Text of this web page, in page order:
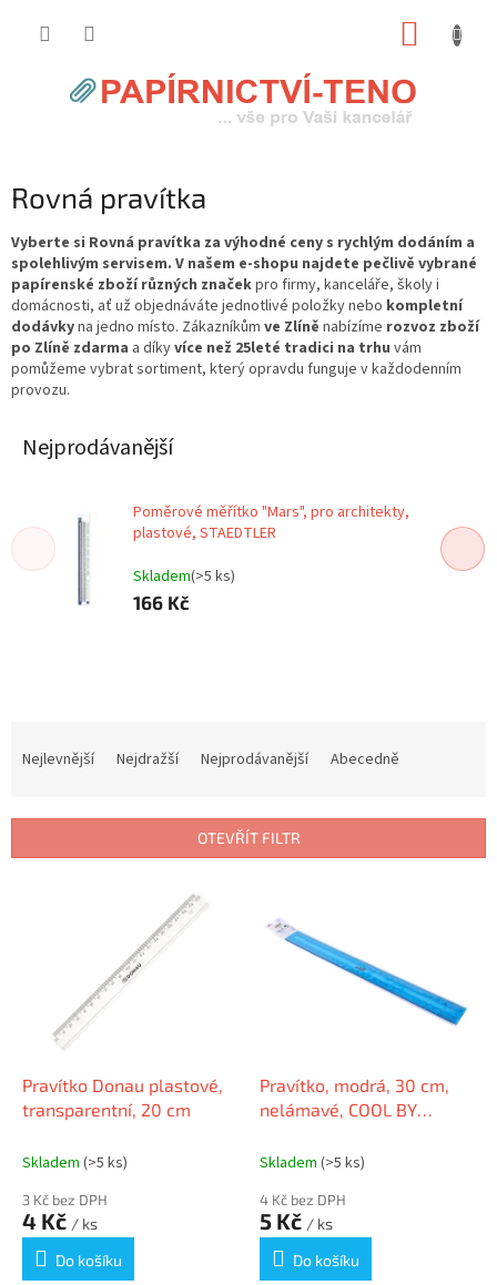
Rovná pravítka
Vyberte si Rovná pravítka za výhodné ceny s rychlým dodáním a
spolehlivým servisem. V našem e-shopu najdete pečlivě vybrané
papírenské zboží různých značekpro firmy, kanceláře, školy i
domácnosti, ať už objednáváte jednotlivé položky nebo kompletní
dodávkyna jedno místo. Zákazníkům ve Zlíně nabízíme rozvoz zboží
po Zlíně zdarma a díkyvíce než 25leté tradici na trhu vám
pomůžeme vybrat sortiment, který opravdu funguje v každodenním
provozu.
Nejprodávanější
Poměrové měřítko "Mars", pro architekty,
plastové, STAEDTLER
Skladem(>5 ks)
166 Kč
í
Nejlevnější Nejdražší Nejprodávanější Abecedně
OTEVŘÍT FILTR
Pravítko Donau plastové,
transparentní, 20 cm
Skladem (>5 ks)
3 Kč bez DPH
4 Kč / ks
Do košíku
Pravítko, modrá, 30 cm,
nelámavé, COOL BY
Skladem (>5 ks)
4 Kč bez DPH
5 Kč / ks
Do košíku